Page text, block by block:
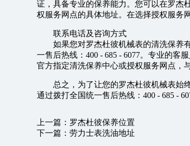
证，具备专业的保养能力。您可以在罗杰
权服务网点的具体地址。在选择授权服务
联系电话及咨询方式
如果您对罗杰杜彼机械表的清洗保养
一售后热线：400 - 685 - 6077。专业的客
官方指定清洗保养中心或授权服务网点，
总之，为了让您的罗杰杜彼机械表始
通过拨打全国统一售后热线：400 - 685 -
上一篇： 罗杰杜彼保养位置
下一篇： 劳力士表洗油地址